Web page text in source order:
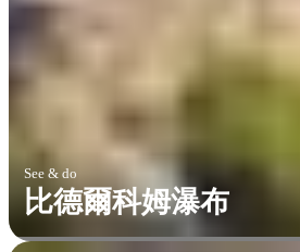
See & do
比德爾科姆瀑布